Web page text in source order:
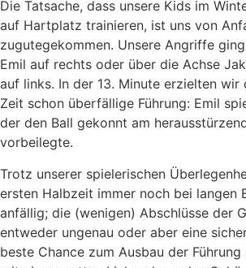
Die Tatsache, dass unsere Kids im
auf Hartplatz trainieren, ist uns von
zugutegekommen. Unsere Angriffe
Emil auf rechts oder über die Achse
auf links. In der 13. Minute erzielten wir
Zeit schon überfällige Führung: Emil
der den Ball gekonnt am
vorbeilegte.
Trotz unserer spielerischen
ersten Halbzeit immer noch bei langen
anfällig; die (wenigen) Abschlüsse der
entweder ungenau oder aber eine
beste Chance zum Ausbau der